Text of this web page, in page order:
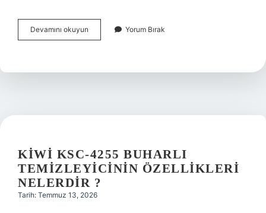
Devamını okuyun
Ksc-
temizleyicinin
Yorum Bırak
KIWI KSC-4255 BUHARLI
TEMIZLEYICININ ÖZELLIKLERI
NELERDIR ?
Tarih: Temmuz 13, 2026